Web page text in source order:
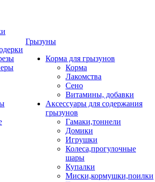
Грызуны
Корма для грызунов
Корма
Лакомства
Сено
Витамины, добавки
Аксессуары для содержания
грызунов
Гамаки,тоннели
Домики
Игрушки
Колеса,прогулочные
шары
Купалки
Миски,кормушки,поилки